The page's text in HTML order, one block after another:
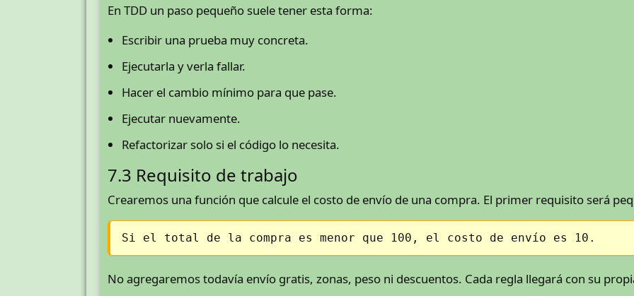
En TDD un paso pequeño suele tener esta forma:
Escribir una prueba muy concreta.
Ejecutarla y verla fallar.
Hacer el cambio mínimo para que pase.
Ejecutar nuevamente.
Refactorizar solo si el código lo necesita.
7.3 Requisito de trabajo
Crearemos una función que calcule el costo de envío de una compra. El primer requisito será
Si el total de la compra es menor que 100, el costo de envío es 10.
No agregaremos todavía envío gratis, zonas, peso ni descuentos. Cada regla llegará con su